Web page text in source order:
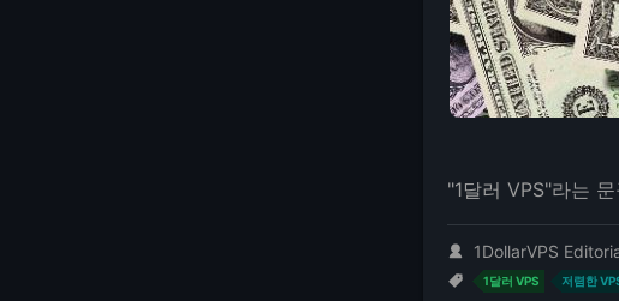
"1달러 VPS"라는
1DollarVPS
1달러 VPS 저렴한